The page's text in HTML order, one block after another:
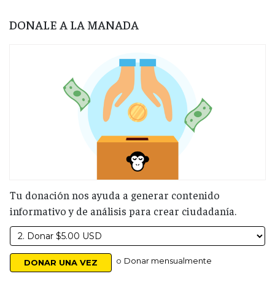
DONALE A LA MANADA
Tu donación nos ayuda a generar contenido
informativo y de análisis para crear ciudadanía.
o Donar mensualmente